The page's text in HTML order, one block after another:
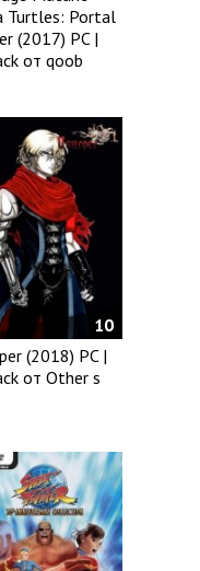
Turtles: Portal
(2017) PC |
от qoob
10
(2018) PC |
от Other s